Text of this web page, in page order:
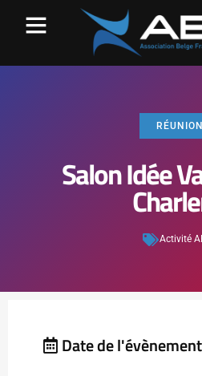
RÉUNION
Salon Idée
Activité
Date de